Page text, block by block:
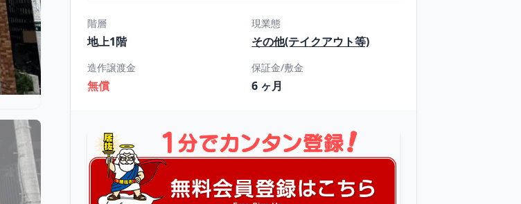
階層
地上1階
現業態
その他(テイクアウト等)
造作譲渡金
無償
保証金/敷金
6 ヶ月